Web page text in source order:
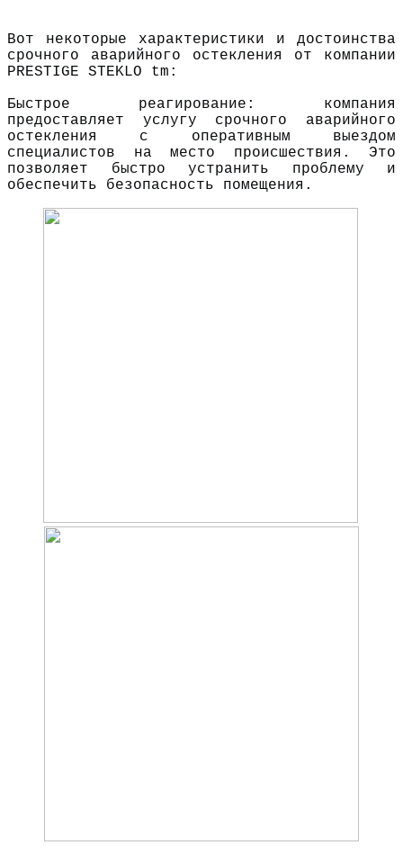
Вот некоторые характеристики и достоинства
срочного аварийного остекления от компании
PRESTIGE STEKLO tm:
Быстрое реагирование: компания
предоставляет услугу срочного аварийного
остекления с оперативным выездом
специалистов на место происшествия. Это
позволяет быстро устранить проблему и
обеспечить безопасность помещения.